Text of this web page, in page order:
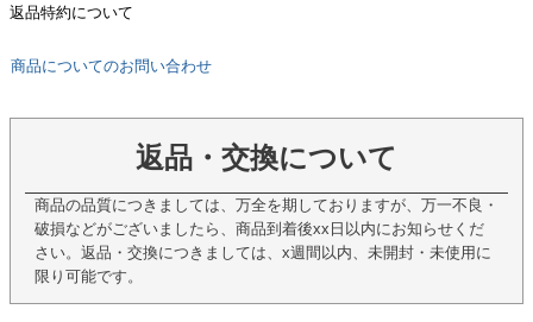
返品特約について
商品についてのお問い合わせ
返品・交換について
商品の品質につきましては、万全を期しておりますが、万一不良・
破損などがございましたら、商品到着後xx日以内にお知らせくだ
さい。返品・交換につきましては、x週間以内、未開封・未使用に
限り可能です。